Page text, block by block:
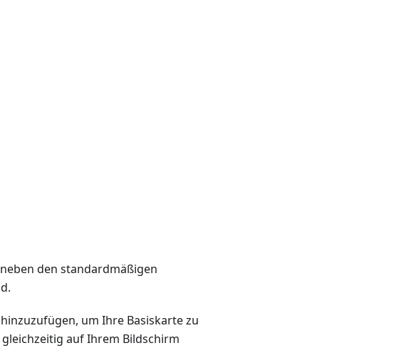
den standardmäßigen
um Ihre Basiskarte zu
auf Ihrem Bildschirm